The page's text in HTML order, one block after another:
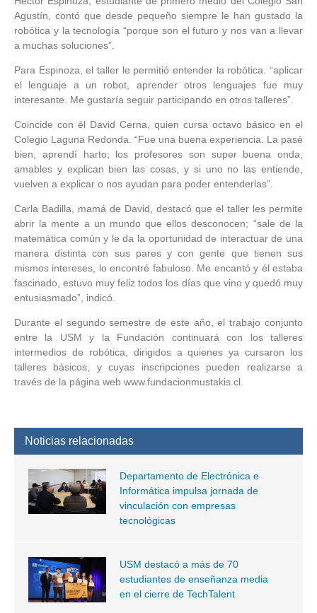
Agustín, contó que desde pequeño siempre le han gustado la
robótica y la tecnología “porque son el futuro y nos van a llevar
a muchas soluciones”.
Para Espinoza, el taller le permitió entender la robótica. “aplicar
el lenguaje a un robot, aprender otros lenguajes fue muy
interesante. Me gustaría seguir participando en otros talleres”.
Coincide con él David Cerna, quien cursa octavo básico en el
Colegio Laguna Redonda. “Fue una buena experiencia. La pasé
bien, aprendí harto; los profesores son super buena onda,
amables y explican bien las cosas, y si uno no las entiende,
vuelven a explicar o nos ayudan para poder entenderlas”.
Carla Badilla, mamá de David, destacó que el taller les permite
abrir la mente a un mundo que ellos desconocen; “sale de la
matemática común y le da la oportunidad de interactuar de una
manera distinta con sus pares y con gente que tienen sus
mismos intereses, lo encontré fabuloso. Me encantó y él estaba
fascinado, estuvo muy feliz todos los días que vino y quedó muy
entusiasmado”, indicó.
Durante el segundo semestre de este año, el trabajo conjunto
entre la USM y la Fundación continuará con los talleres
intermedios de robótica, dirigidos a quienes ya cursaron los
talleres básicos, y cuyas inscripciones pueden realizarse a
través de la página web www.fundacionmustakis.cl.
Noticias relacionadas
Departamento de Electrónica e
Informática impulsa jornada de
vinculación con empresas
tecnológicas
USM destacó a más de 70
estudiantes de enseñanza media
en el cierre de TechTalent